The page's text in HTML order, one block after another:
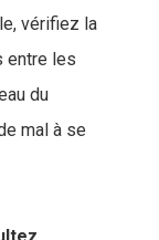
vérifiez la
entre les
du
mal à se